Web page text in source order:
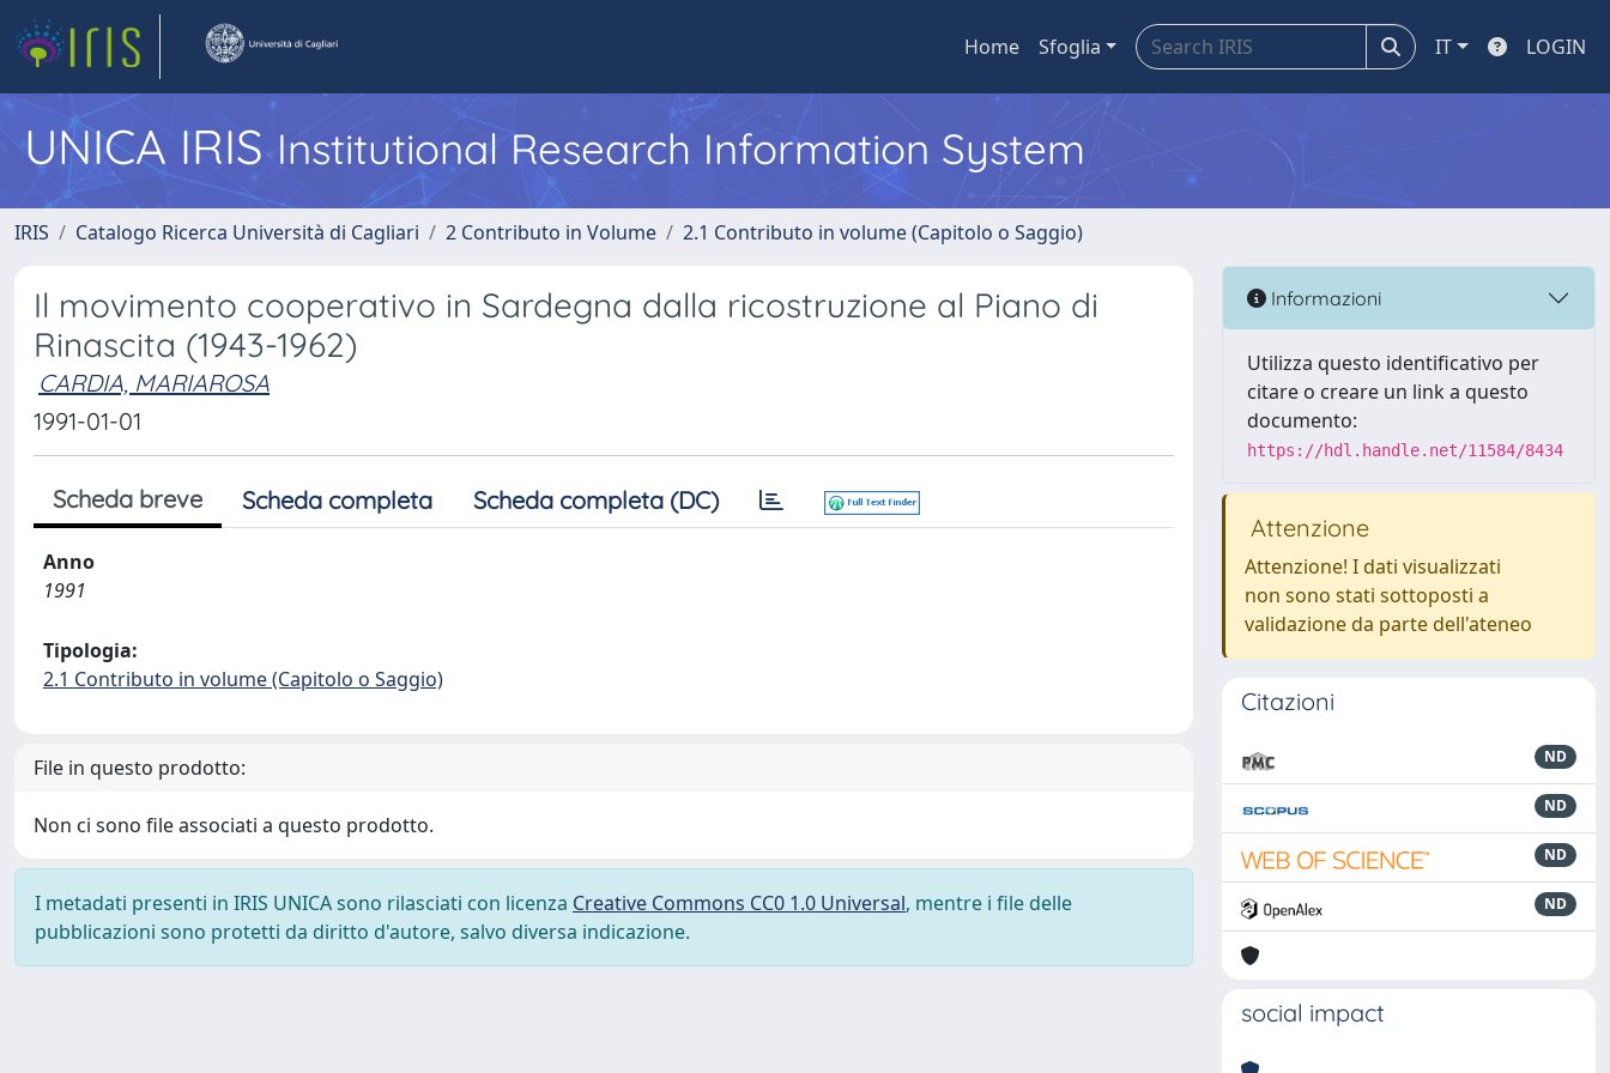
Home Sfoglia IT LOGIN
UNICA IRISInstitutional Research Information System
IRIS Catalogo Ricerca Università di Cagliari 2 Contributo in Volume 2.1 Contributo in volume (Capitolo o Saggio)
Il movimento cooperativo in Sardegna dalla ricostruzione al Piano di
Rinascita (1943-1962)
CARDIA, MARIAROSA
1991-01-01
Scheda breve Scheda completa Scheda completa (DC)
Anno
1991
Tipologia:
2.1 Contributo in volume (Capitolo o Saggio)
File in questo prodotto:
Non ci sono file associati a questo prodotto.
I metadati presenti in IRIS UNICA sono rilasciati con licenza Creative Commons CC0 1.0 Universal, mentre i file delle
pubblicazioni sono protetti da diritto d'autore, salvo diversa indicazione.
Informazioni
Utilizza questo identificativo per
citare o creare un link a questo
documento:
https://hdl.handle.net/11584/8434
Attenzione
Attenzione! I dati visualizzati
non sono stati sottoposti a
validazione da parte dell'ateneo
Citazioni
ND
ND
ND
ND
social impact